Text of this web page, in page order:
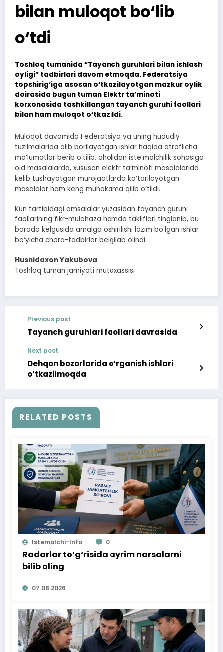
bilan muloqot bo‘lib
o‘tdi
Toshloq tumanida “Tayanch guruhlari bilan ishlash
oyligi” tadbirlari davom etmoqda. Federatsiya
topshirig‘iga asosan o‘tkazilayotgan mazkur oylik
doirasida bugun tuman Elektr ta’minoti
korxonasida tashkillangan tayanch guruhi faollari
bilan ham muloqot o‘tkazildi.
Muloqot davomida Federatsiya va uning hududiy
tuzilmalarida olib borilayotgan ishlar haqida atroflicha
ma’lumotlar berib o‘tilib, aholidan iste’molchilik sohasiga
oid masalalarda, xususan elektr ta’minoti masalalarida
kelib tushayotgan murojaatlarda ko‘tarilayotgan
masalalar ham keng muhokama qilib o‘tildi.
Kun tartibidagi amsalalar yuzasidan tayanch guruhi
faollarining fikr-mulohaza hamda takliflari tinglanib, bu
borada kelgusida amalga oshirilishi lozim bo‘lgan ishlar
bo‘yicha chora-tadbirlar belgilab olindi.
Husnidaxon Yakubova
Toshloq tuman jamiyati mutaxassisi
Previous post
Tayanch guruhlari faollari davrasida
Next post
Dehqon bozorlarida o‘rganish ishlari
o‘tkazilmoqda
RELATED POSTS
Istemolchi-Info 0
Radarlar to‘g‘risida ayrim narsalarni
bilib oling
07.08.2026